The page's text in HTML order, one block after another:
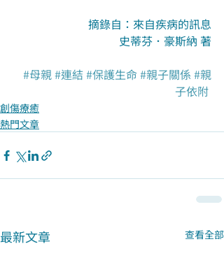
摘錄自：來自疾病的訊息
史蒂芬．豪斯納 著
#母親#連結#保護生命#親子關係 #親
子依附
創傷療癒
熱門文章
最新文章 查看全部